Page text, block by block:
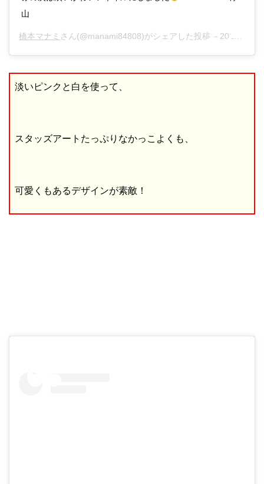
山
橋本マナミ さん(@manami84808)がシェアした投稿 – 2017年 9月月26日午後7時11分PDT
淡いピンクと白を使って、
スタッズアートたっぷりなかっこよくも、
可愛くもあるデザインが素敵！